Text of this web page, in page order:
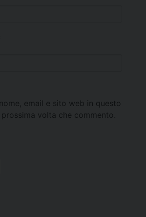
email e sito web in questo
volta che commento.